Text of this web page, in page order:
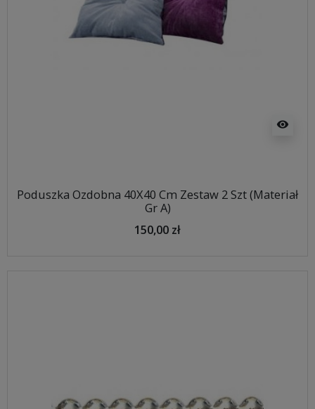
visibility
Poduszka Ozdobna 40X40 Cm Zestaw 2 Szt (Materiał
Gr A)
150,00 zł